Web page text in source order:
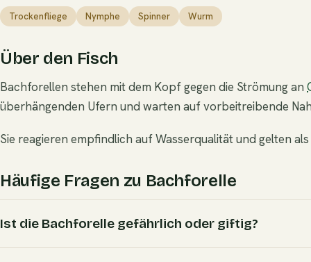
Trockenfliege Nymphe Spinner Wurm
Über den Fisch
Bachforellen stehen mit dem Kopf gegen die Strömung an
überhängenden Ufern und warten auf vorbeitreibende
Sie reagieren empfindlich auf Wasserqualität und gelten
Häufige Fragen zu Bachforelle
Ist die Bachforelle gefährlich oder giftig?